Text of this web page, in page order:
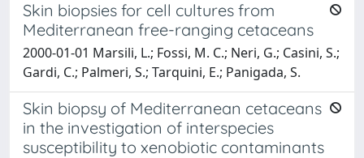
Skin biopsies for cell cultures from
Mediterranean free-ranging cetaceans
2000-01-01 Marsili, L.; Fossi, M. C.; Neri, G.; Casini, S.;
Gardi, C.; Palmeri, S.; Tarquini, E.; Panigada, S.
Skin biopsy of Mediterranean cetaceans
in the investigation of interspecies
susceptibility to xenobiotic contaminants